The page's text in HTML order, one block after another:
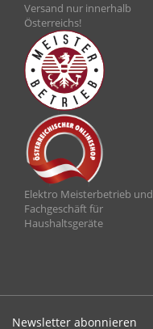
Versand nur innerhalb
Österreichs!
Elektro Meisterbetrieb und
Fachgeschäft für
Haushaltsgeräte
Newsletter abonnieren